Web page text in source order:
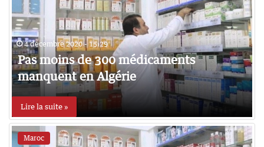
4 décembre 2020 - 15:29
Pas moins de 300 médicaments
manquent en Algérie
Lire la suite »
Maroc